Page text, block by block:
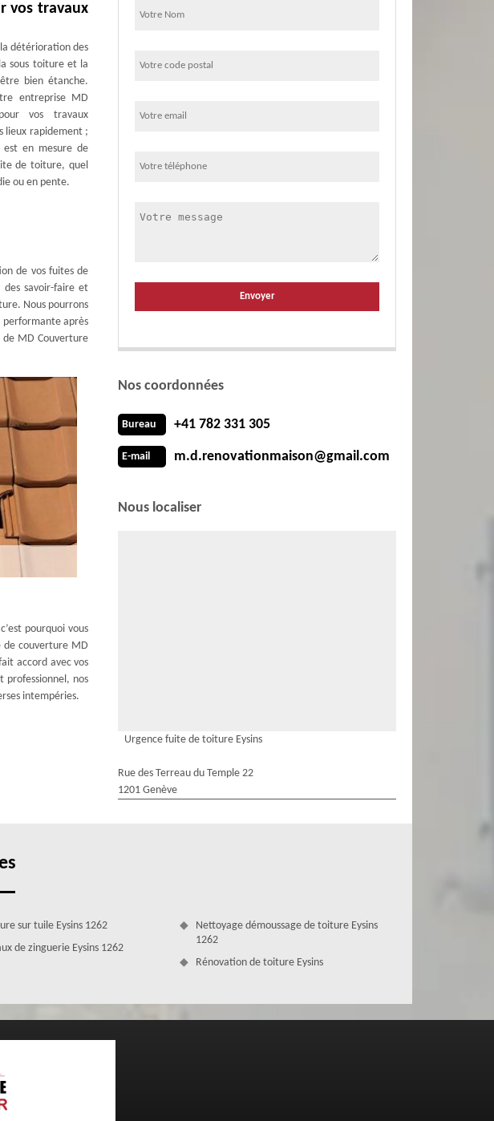
vos travaux
détérioration des
sous toiture et la
bien étanche.
entreprise MD
vos travaux
lieux rapidement ;
est en mesure de
de toiture, quel
ou en pente.
de vos fuites de
des savoir-faire et
Nous pourrons
performante après
de MD Couverture
pourquoi vous
de couverture MD
accord avec vos
professionnel, nos
intempéries.
Couverture
aux
Nos coordonnées
Bureau +41 782 331 305
E-mail m.d.renovationmaison@gmail.com
Nous localiser
Urgence fuite de toiture Eysins
Rue des Terreau du Temple 22
1201 Genève
sur tuile Eysins 1262
de zinguerie Eysins 1262
Nettoyage démoussage de toiture Eysins
1262
Rénovation de toiture Eysins